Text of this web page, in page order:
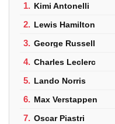
1. Kimi Antonelli
2. Lewis Hamilton
3. George Russell
4. Charles Leclerc
5. Lando Norris
6. Max Verstappen
7. Oscar Piastri